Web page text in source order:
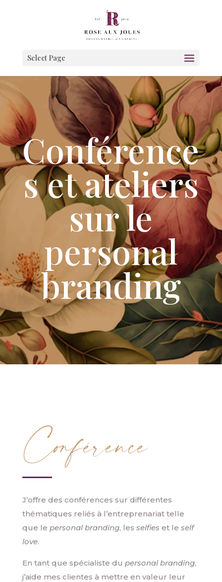
Select Page
Conférence
s et ateliers
sur le
personal
branding
Conférence
J’offre des conférences sur différentes
thématiques reliés à l’entreprenariat telle
que le personal branding, les selfies et le self
love.
En tant que spécialiste du personal branding,
j’aide mes clientes à mettre en valeur leur